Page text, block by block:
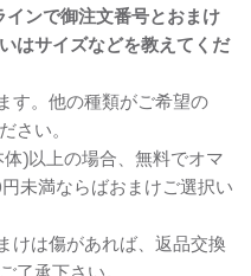
ンで御注文番号とおまけ
はサイズなどを教えてくだ
す。他の種類がご希望の
さい。
)以上の場合、無料でオマ
未満ならばおまけご選択い
けは傷があれば、返品交換